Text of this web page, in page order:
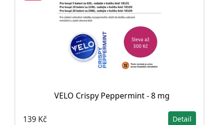
VELO Crispy Peppermint - 8 mg
139 Kč Detail